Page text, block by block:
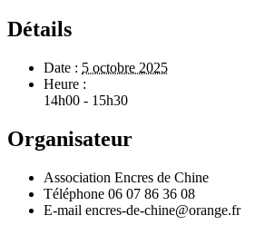
Détails
Date : 5 octobre 2025
Heure :
14h00 - 15h30
Organisateur
Association Encres de Chine
Téléphone 06 07 86 36 08
E-mail encres-de-chine@orange.fr